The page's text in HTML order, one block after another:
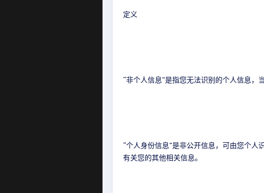
定义
“非个人信息”是指您无法识别的个人信息
“个人身份信息”是非公开信息，可由您个
有关您的其他相关信息。